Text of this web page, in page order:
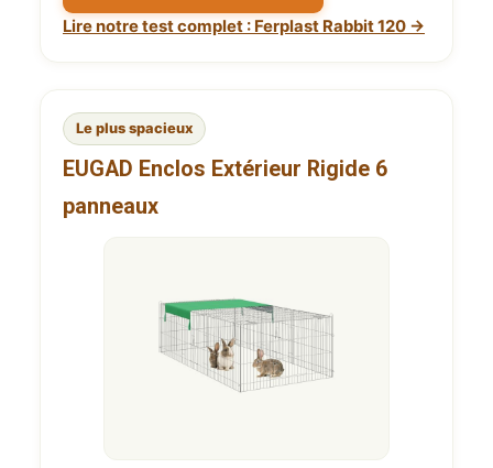
Lire notre test complet : Ferplast Rabbit 120 →
Le plus spacieux
EUGAD Enclos Extérieur Rigide 6
panneaux